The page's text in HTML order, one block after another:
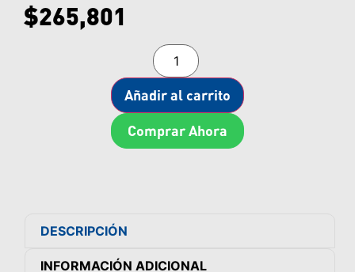
$265,801
Añadir al carrito
Comprar Ahora
DESCRIPCIÓN
INFORMACIÓN ADICIONAL